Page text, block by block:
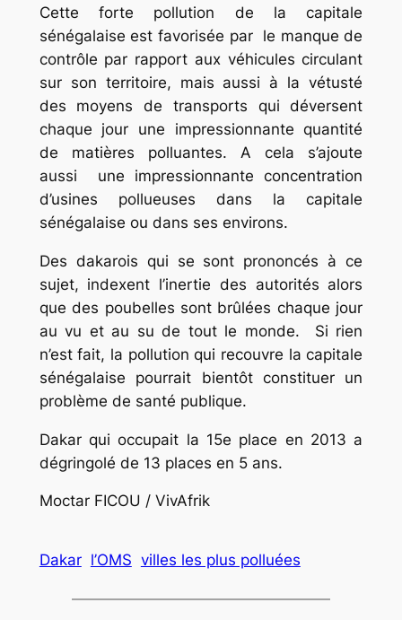
Cette forte pollution de la capitale
sénégalaise est favorisée par le manque de
contrôle par rapport aux véhicules circulant
sur son territoire, mais aussi à la vétusté
des moyens de transports qui déversent
chaque jour une impressionnante quantité
de matières polluantes. A cela s’ajoute
aussi une impressionnante concentration
d’usines pollueuses dans la capitale
sénégalaise ou dans ses environs.
Des dakarois qui se sont prononcés à ce
sujet, indexent l’inertie des autorités alors
que des poubelles sont brûlées chaque jour
au vu et au su de tout le monde. Si rien
n’est fait, la pollution qui recouvre la capitale
sénégalaise pourrait bientôt constituer un
problème de santé publique.
Dakar qui occupait la 15e place en 2013 a
dégringolé de 13 places en 5 ans.
Moctar FICOU / VivAfrik
Dakar l’OMS villes les plus polluées